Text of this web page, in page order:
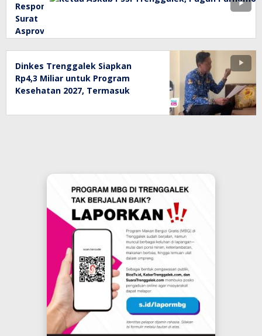
Respons
Surat
Asprov,
Sebut
Sanksi
Wasit
Masih
Dinkes Trenggalek Siapkan
Rp4,3 Miliar untuk Program
Kesehatan 2027, Termasuk